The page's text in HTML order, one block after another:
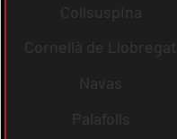
Collsuspina
Cornellà de Llobregat
Navas
Palafolls